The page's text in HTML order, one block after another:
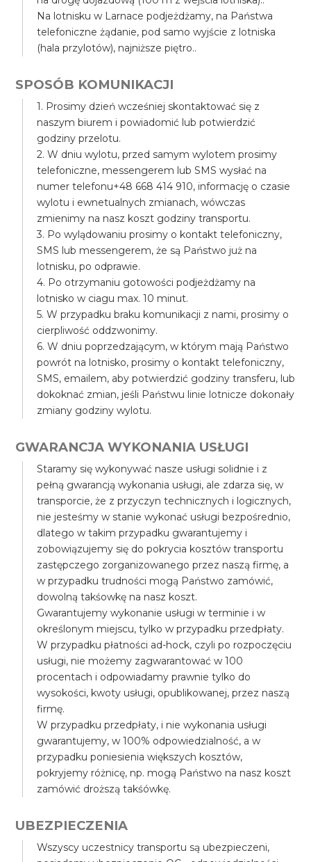
Na lotnisku w Larnace podjeżdżamy, na Państwa
telefoniczne żądanie, pod samo wyjście z lotniska
(hala przylotów), najniższe piętro..
SPOSÓB KOMUNIKACJI
1. Prosimy dzień wcześniej skontaktować się z
naszym biurem i powiadomić lub potwierdzić
godziny przelotu.
2. W dniu wylotu, przed samym wylotem prosimy
telefoniczne, messengerem lub SMS wysłać na
numer telefonu+48 668 414 910, informację o czasie
wylotu i ewnetualnych zmianach, wówczas
zmienimy na nasz koszt godziny transportu.
3. Po wylądowaniu prosimy o kontakt telefoniczny,
SMS lub messengerem, że są Państwo już na
lotnisku, po odprawie.
4. Po otrzymaniu gotowości podjeżdżamy na
lotnisko w ciagu max. 10 minut.
5. W przypadku braku komunikacji z nami, prosimy o
cierpliwość oddzwonimy.
6. W dniu poprzedzającym, w którym mają Państwo
powrót na lotnisko, prosimy o kontakt telefoniczny,
SMS, emailem, aby potwierdzić godziny transferu, lub
dokoknać zmian, jeśli Państwu linie lotnicze dokonały
zmiany godziny wylotu.
GWARANCJA WYKONANIA USŁUGI
Staramy się wykonywać nasze usługi solidnie i z
pełną gwarancją wykonania usługi, ale zdarza się, w
transporcie, że z przyczyn technicznych i logicznych,
nie jesteśmy w stanie wykonać usługi bezpośrednio,
dlatego w takim przypadku gwarantujemy i
zobowiązujemy się do pokrycia kosztów transportu
zastępczego zorganizowanego przez naszą firmę, a
w przypadku trudności mogą Państwo zamówić,
dowolną takśowkę na nasz koszt.
Gwarantujemy wykonanie usługi w terminie i w
określonym miejscu, tylko w przypadku przedpłaty.
W przypadku płatności ad-hock, czyli po rozpoczęciu
usługi, nie możemy zagwarantować w 100
procentach i odpowiadamy prawnie tylko do
wysokości, kwoty usługi, opublikowanej, przez naszą
firmę.
W przypadku przedpłaty, i nie wykonania usługi
gwarantujemy, w 100% odpowiedzialność, a w
przypadku poniesienia większych kosztów,
pokryjemy różnicę, np. mogą Państwo na nasz koszt
zamówić droższą takśówkę.
UBEZPIECZENIA
Wszyscy uczestnicy transportu są ubezpieczeni,